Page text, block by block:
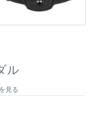
ル
見る